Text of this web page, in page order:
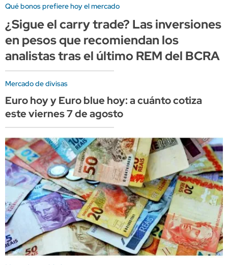
Qué bonos prefiere hoy el mercado
¿Sigue el carry trade? Las inversiones
en pesos que recomiendan los
analistas tras el último REM del BCRA
Mercado de divisas
Euro hoy y Euro blue hoy: a cuánto cotiza
este viernes 7 de agosto